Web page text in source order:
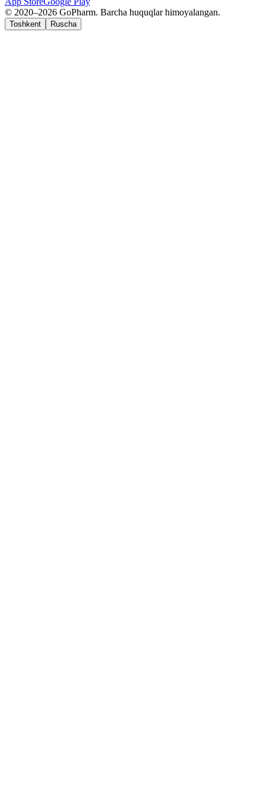
© 2020–2026 GoPharm. Barcha huquqlar himoyalangan.
Toshkent Ruscha